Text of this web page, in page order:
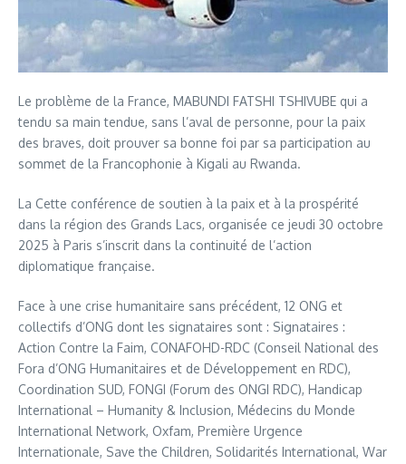
Le problème de la France, MABUNDI FATSHI TSHIVUBE qui a
tendu sa main tendue, sans l’aval de personne, pour la paix
des braves, doit prouver sa bonne foi par sa participation au
sommet de la Francophonie à Kigali au Rwanda.
La Cette conférence de soutien à la paix et à la prospérité
dans la région des Grands Lacs, organisée ce jeudi 30 octobre
2025 à Paris s’inscrit dans la continuité de l’action
diplomatique française.
Face à une crise humanitaire sans précédent, 12 ONG et
collectifs d’ONG dont les signataires sont : Signataires :
Action Contre la Faim, CONAFOHD-RDC (Conseil National des
Fora d’ONG Humanitaires et de Développement en RDC),
Coordination SUD, FONGI (Forum des ONGI RDC), Handicap
International – Humanity & Inclusion, Médecins du Monde
International Network, Oxfam, Première Urgence
Internationale, Save the Children, Solidarités International, War